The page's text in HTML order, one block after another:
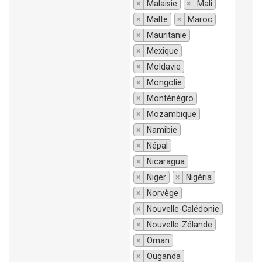
× Malaisie ×
Mali
×
Malte ×
Maroc
×
Mauritanie
×
Mexique
×
Moldavie
×
Mongolie
×
Monténégro
×
Mozambique
×
Namibie
×
Népal
×
Nicaragua
×
Niger ×
Nigéria
×
Norvège
×
Nouvelle-Calédonie
×
Nouvelle-Zélande
×
Oman
×
Ouganda